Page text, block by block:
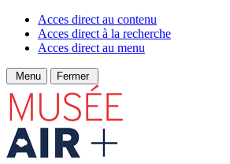
Acces direct au contenu
Acces direct à la recherche
Acces direct au menu
Menu Fermer